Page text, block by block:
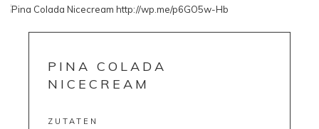
PINA COLADA
NICECREAM
ZUTATEN